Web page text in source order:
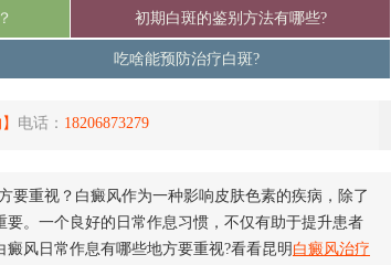
初期白斑的鉴别方法有哪些?
吃啥能预防治疗白斑?
电话： 18206873279
要重视？白癜风作为一种影响皮肤色素的疾病，除了
。一个良好的日常作息习惯，不仅有助于提升患者
风日常作息有哪些地方要重视?看看昆明 白癜风治疗